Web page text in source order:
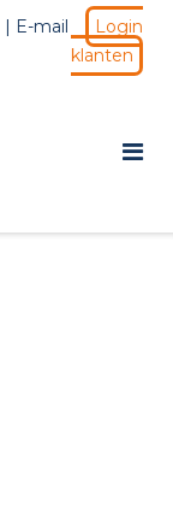
| E-mail
Login
klanten